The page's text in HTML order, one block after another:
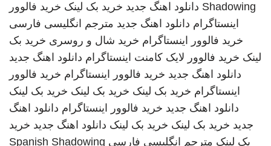
Shadowing دانلود اهنگ جدید خرید بک لینک خرید فالوور
اینستاگرام دانلود اهنگ جدید مترجم انگلیسی فارسی
خرید فالوور اینستاگرام خرید شال و روسری خرید بک
لینک خرید فالوور لایک کامنت اینستاگرام دانلود اهنگ جدید
دانلود اهنگ جدید خرید فالوور اینستاگرام خرید فالوور
اینستاگرام خرید بک لینک خرید بک لینک خرید بک لینک
دانلود اهنگ جدید خرید فالوور اینستاگرام دانلود اهنگ
جدید خرید بک لینک خرید بک لینک دانلود اهنگ جدید خرید
بک لینک مترجم انگلیسی فارسی Spanish Shadowing